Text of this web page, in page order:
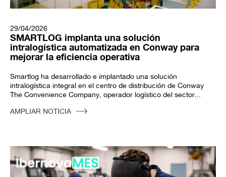
29/04/2026
SMARTLOG implanta una solución
intralogística automatizada en Conway para
mejorar la eficiencia operativa
Smartlog ha desarrollado e implantado una solución
intralogística integral en el centro de distribución de Conway
The Convenience Company, operador logístico del sector...
AMPLIAR NOTICIA